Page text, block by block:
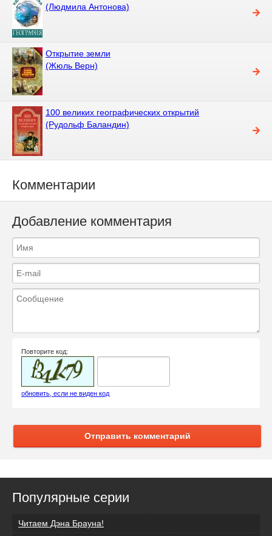
(Людмила Антонова)
Открытие земли
(Жюль Верн)
100 великих географических открытий
(Рудольф Баландин)
Комментарии
Добавление комментария
Повторите код:
обновить, если не виден код
Отправить комментарий
Популярные серии
Читаем Дэна Брауна!